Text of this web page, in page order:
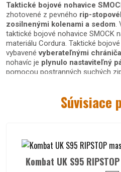
Taktické bojové nohavice
zhotovené z pevného rip-
zosilnenými kolenami a sedom.
taktické bojové nohavice SMOCK
materiálu Cordura. Taktické
vybavenévyberateľnými
nohavíc je plynulo nastaviteľný
pomocou postranných suchých
na gombík.
Materiálové
Súvisiace
Kombat UK S95